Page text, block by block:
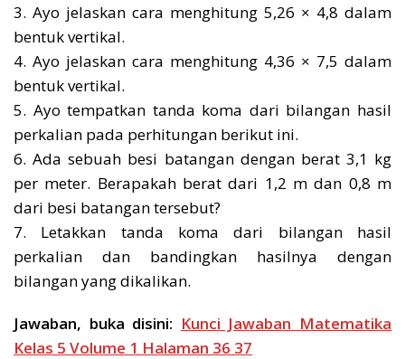
3. Ayo jelaskan cara menghitung 5,26 × 4,8 dalam
bentuk vertikal.
4. Ayo jelaskan cara menghitung 4,36 × 7,5 dalam
bentuk vertikal.
5. Ayo tempatkan tanda koma dari bilangan hasil
perkalian pada perhitungan berikut ini.
6. Ada sebuah besi batangan dengan berat 3,1 kg
per meter. Berapakah berat dari 1,2 m dan 0,8 m
dari besi batangan tersebut?
7. Letakkan tanda koma dari bilangan hasil
perkalian dan bandingkan hasilnya dengan
bilangan yang dikalikan.
Jawaban, buka disini: Kunci Jawaban Matematika
Kelas 5 Volume 1 Halaman 36 37